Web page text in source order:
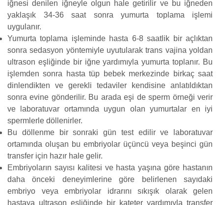
iğnesi denilen iğneyle olgun hale getirilir ve bu iğneden
yaklaşık 34-36 saat sonra yumurta toplama işlemi
uygulanır.
Yumurta toplama işleminde hasta 6-8 saatlik bir açlıktan
sonra sedasyon yöntemiyle uyutularak trans vajina yoldan
ultrason eşliğinde bir iğne yardımıyla yumurta toplanır. Bu
işlemden sonra hasta tüp bebek merkezinde birkaç saat
dinlendikten ve gerekli tedaviler kendisine anlatıldıktan
sonra evine gönderilir. Bu arada eşi de sperm örneği verir
ve laboratuvar ortamında uygun olan yumurtalar en iyi
spermlerle döllenirler.
Bu döllenme bir sonraki gün test edilir ve laboratuvar
ortamında oluşan bu embriyolar üçüncü veya beşinci gün
transfer için hazır hale gelir.
Embriyoların sayısı kalitesi ve hasta yaşına göre hastanın
daha önceki deneyimlerine göre belirlenen sayıdaki
embriyo veya embriyolar idrarını sıkışık olarak gelen
hastaya ultrason eşliğinde bir kateter yardımıyla transfer